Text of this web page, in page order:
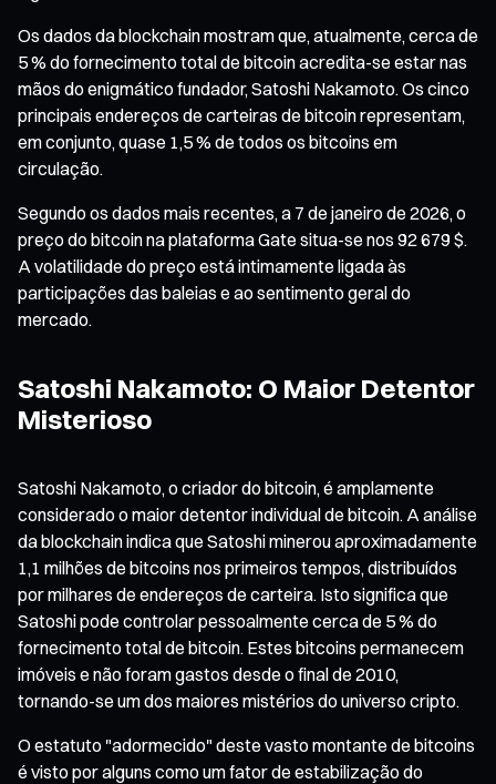
Os dados da blockchain mostram que, atualmente, cerca de
5 % do fornecimento total de bitcoin acredita-se estar nas
mãos do enigmático fundador, Satoshi Nakamoto. Os cinco
principais endereços de carteiras de bitcoin representam,
em conjunto, quase 1,5 % de todos os bitcoins em
circulação.
Segundo os dados mais recentes, a 7 de janeiro de 2026, o
preço do bitcoin na plataforma Gate situa-se nos 92 679 $.
A volatilidade do preço está intimamente ligada às
participações das baleias e ao sentimento geral do
mercado.
Satoshi Nakamoto: O Maior Detentor
Misterioso
Satoshi Nakamoto, o criador do bitcoin, é amplamente
considerado o maior detentor individual de bitcoin. A análise
da blockchain indica que Satoshi minerou aproximadamente
1,1 milhões de bitcoins nos primeiros tempos, distribuídos
por milhares de endereços de carteira. Isto significa que
Satoshi pode controlar pessoalmente cerca de 5 % do
fornecimento total de bitcoin. Estes bitcoins permanecem
imóveis e não foram gastos desde o final de 2010,
tornando-se um dos maiores mistérios do universo cripto.
O estatuto "adormecido" deste vasto montante de bitcoins
é visto por alguns como um fator de estabilização do